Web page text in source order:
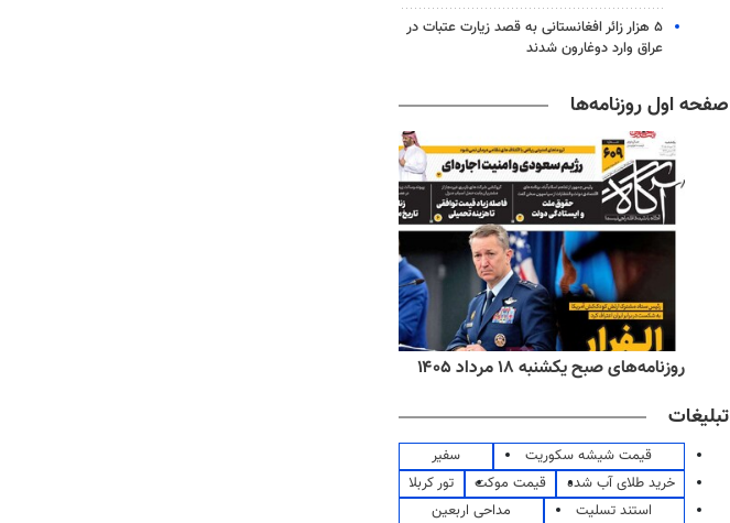
۵ هزار زائر افغانستانی به قصد زیارت عتبات در
عراق وارد دوغارون شدند
صفحه اول روزنامه‌ها
روزنامه‌های صبح یکشنبه ۱۸ مرداد ۱۴۰۵
تبلیغات
قیمت شیشه سکوریت
سفیر
خرید طلای آب شده
قیمت موکت
تور کربلا
استند تسلیت
مداحی اربعین